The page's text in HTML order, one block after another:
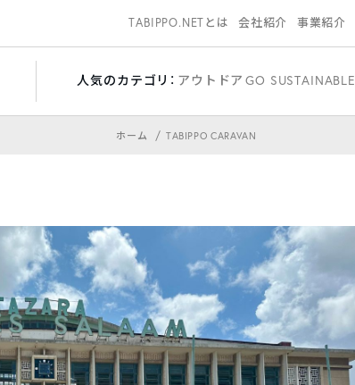
TABIPPO.NETとは 会社紹介 事業紹介
人気のカテゴリ： アウトドア GO SUSTAINABLE
ホーム TABIPPO CARAVAN